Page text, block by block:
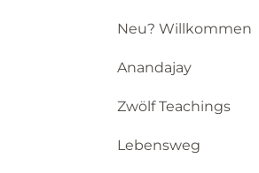
Neu? Willkommen
Anandajay
Zwölf Teachings
Lebensweg